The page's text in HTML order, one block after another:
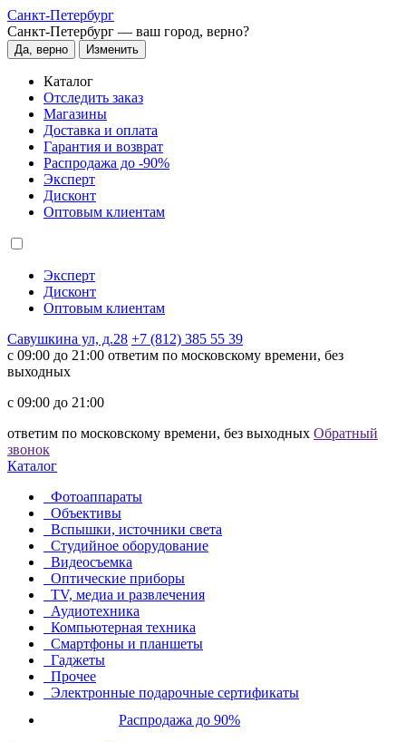
Санкт-Петербург
Санкт-Петербург — ваш город, верно?
Да, верно Изменить
Каталог
Отследить заказ
Магазины
Доставка и оплата
Гарантия и возврат
Распродажа до -90%
Эксперт
Дисконт
Оптовым клиентам
Эксперт
Дисконт
Оптовым клиентам
Савушкина ул, д.28 +7 (812) 385 55 39
c 09:00 до 21:00 ответим по московскому времени, без
выходных
c 09:00 до 21:00
ответим по московскому времени, без выходных Обратный
звонок
Каталог
Фотоаппараты
Объективы
Вспышки, источники света
Студийное оборудование
Видеосъемка
Оптические приборы
TV, медиа и развлечения
Аудиотехника
Компьютерная техника
Смартфоны и планшеты
Гаджеты
Прочее
Электронные подарочные сертификаты
Распродажа до 90%